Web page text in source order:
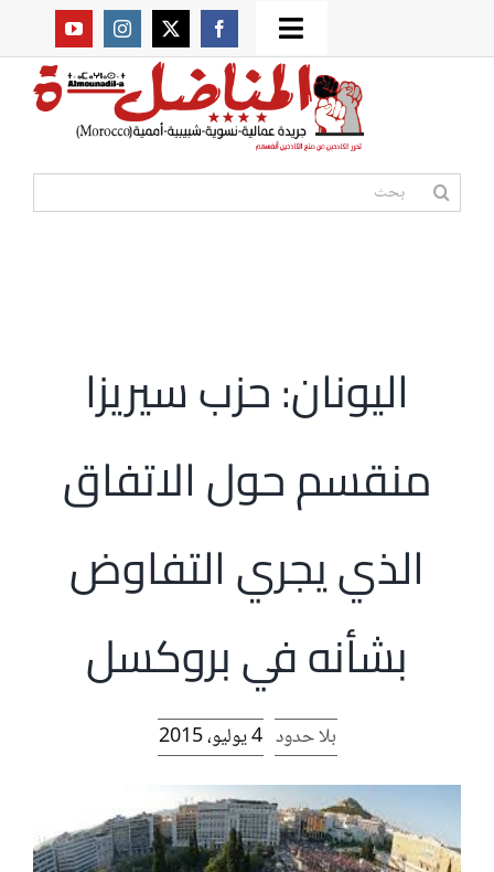
to
Toggle
Navigation
من نحن؟
افتتاحية موقع المناضل-ة
البحث
اليونان: حزب سيريزا
منقسم حول الاتفاق
الذي يجري التفاوض
بشأنه في بروكسل
بلا حدود 4 يوليو، 2015